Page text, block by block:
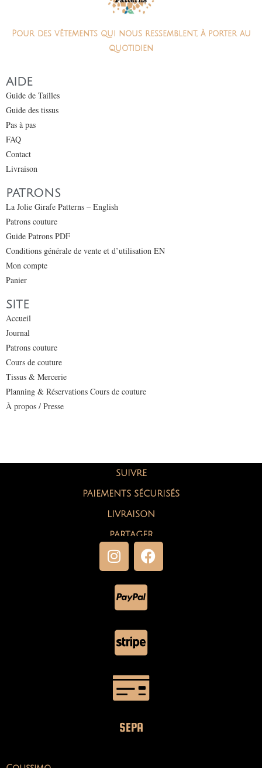
Pour des vêtements qui nous ressemblent, à porter au
quotidien
AIDE
Guide de Tailles
Guide des tissus
Pas à pas
FAQ
Contact
Livraison
PATRONS
La Jolie Girafe Patterns – English
Patrons couture
Guide Patrons PDF
Conditions générale de vente et d’utilisation EN
Mon compte
Panier
SITE
Accueil
Journal
Patrons couture
Cours de couture
Tissus & Mercerie
Planning & Réservations Cours de couture
À propos / Presse
SUIVRE
PAIEMENTS SÉCURISÉS
LIVRAISON
PARTAGER
SEPA